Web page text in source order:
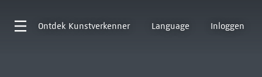
Ontdek Kunstverkenner Language Inloggen